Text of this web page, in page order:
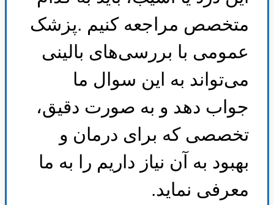
متخصص مراجعه کنیم .پزشک
عمومی با بررسی‌های بالینی
می‌تواند به این سوال ما
جواب دهد و به صورت دقیق،
تخصصی که برای درمان و
بهبود به آن نیاز داریم را به ما
معرفی نماید.